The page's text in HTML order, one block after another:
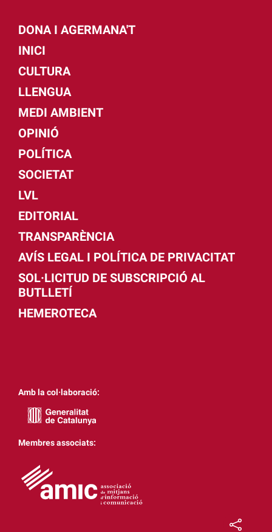
DONA I AGERMANA'T
INICI
CULTURA
LLENGUA
MEDI AMBIENT
OPINIÓ
POLÍTICA
SOCIETAT
LVL
EDITORIAL
TRANSPARÈNCIA
AVÍS LEGAL I POLÍTICA DE PRIVACITAT
SOL·LICITUD DE SUBSCRIPCIÓ AL
BUTLLETÍ
HEMEROTECA
Amb la col·laboració:
Membres associats: